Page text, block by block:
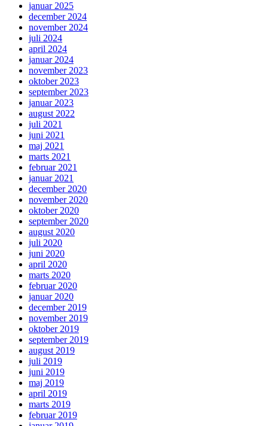
januar 2025
december 2024
november 2024
juli 2024
april 2024
januar 2024
november 2023
oktober 2023
september 2023
januar 2023
august 2022
juli 2021
juni 2021
maj 2021
marts 2021
februar 2021
januar 2021
december 2020
november 2020
oktober 2020
september 2020
august 2020
juli 2020
juni 2020
april 2020
marts 2020
februar 2020
januar 2020
december 2019
november 2019
oktober 2019
september 2019
august 2019
juli 2019
juni 2019
maj 2019
april 2019
marts 2019
februar 2019